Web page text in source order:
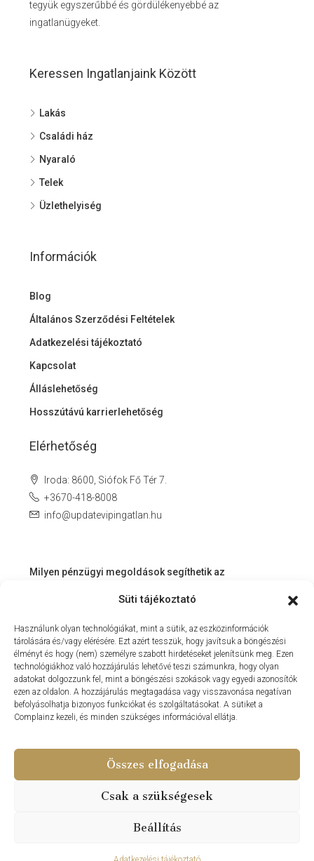
Süti tájékoztató
Használunk olyan technológiákat, mint a sütik, az eszközinformációk
tárolására és/vagy elérésére. Ezt azért tesszük, hogy javítsuk a böngészési
élményt és hogy (nem) személyre szabott hirdetéseket jelenítsünk meg. Ezen
technológiákhoz való hozzájárulás lehetővé teszi számunkra, hogy olyan
adatokat dolgozzunk fel, mint a böngészési szokások vagy egyedi azonosítók
ezen az oldalon. A hozzájárulás megtagadása vagy visszavonása negatívan
befolyásolhatja bizonyos funkciókat és szolgáltatásokat. A sütiket a
Complainz kezeli, és minden szükséges információval ellátja.
Összes elfogadása
Csak a szükségesek
Beállítás
tegyük egyszerűbbé és gördülékenyebbé az
ingatlanügyeket.
Keressen Ingatlanjaink Között
Lakás
Családi ház
Nyaraló
Telek
Üzlethelyiség
Információk
Blog
Általános Szerződési Feltételek
Adatkezelési tájékoztató
Kapcsolat
Álláslehetőség
Hosszútávú karrierlehetőség
Elérhetőség
Iroda: 8600, Siófok Fő Tér 7.
+3670-418-8008
info@updatevipingatlan.hu
Milyen pénzügyi megoldások segíthetik az
szolgáltatás a Balaton környékén
MIT KÍNÁLHAT SZÁMUNKRA EGY INGATLANIRODA VEVŐI
ÉS ELADÓI NÉZŐPONTBÓL?
MILYEN KÖLTSÉGEKKEL KELL SZÁMOLNUNK
INGATLANVÁSÁRLÁS SORÁN?
© Update Vip Ingatlaniroda - Minden Jog Fenntartva 2024 –
Weboldal készítés – PDigitalFox.hu